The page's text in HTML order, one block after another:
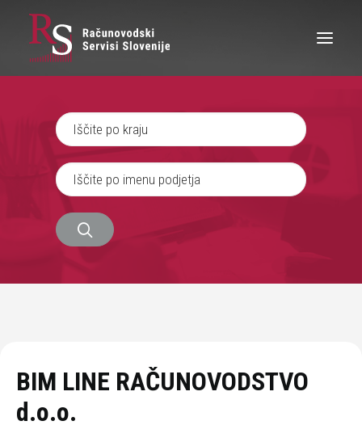
IŠČEM RAČUNOVODJO
SEM RAČUNOVODJA
ZAPOSLITEV
BIM LINE RAČUNOVODSTVO
d.o.o.